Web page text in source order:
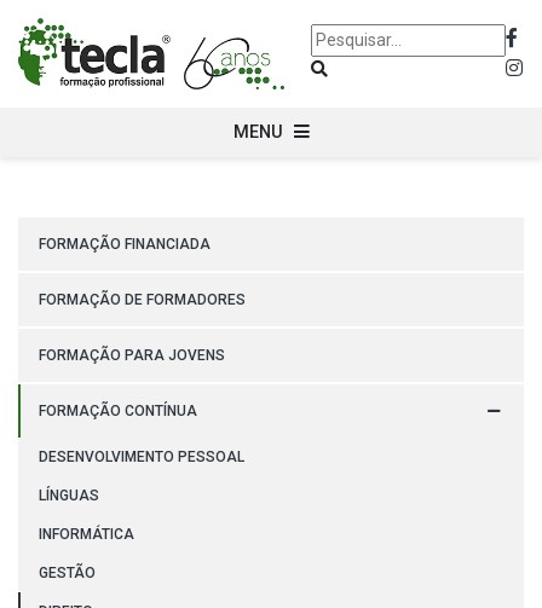
MENU
FORMAÇÃO FINANCIADA
FORMAÇÃO DE FORMADORES
FORMAÇÃO PARA JOVENS
FORMAÇÃO CONTÍNUA
DESENVOLVIMENTO PESSOAL
LÍNGUAS
INFORMÁTICA
GESTÃO